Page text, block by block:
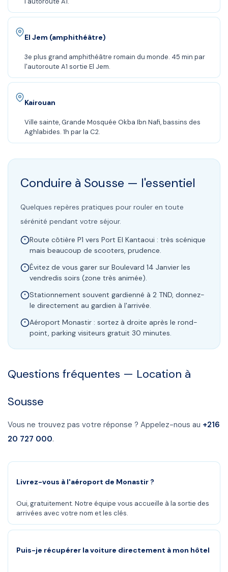
El Jem (amphithéâtre)
3e plus grand amphithéâtre romain du monde. 45 min par
l'autoroute A1 sortie El Jem.
Kairouan
Ville sainte, Grande Mosquée Okba Ibn Nafi, bassins des
Aghlabides. 1h par la C2.
Conduire à Sousse — l'essentiel
Quelques repères pratiques pour rouler en toute
sérénité pendant votre séjour.
Route côtière P1 vers Port El Kantaoui : très scénique
mais beaucoup de scooters, prudence.
Évitez de vous garer sur Boulevard 14 Janvier les
vendredis soirs (zone très animée).
Stationnement souvent gardienné à 2 TND, donnez-
le directement au gardien à l'arrivée.
Aéroport Monastir : sortez à droite après le rond-
point, parking visiteurs gratuit 30 minutes.
Questions fréquentes — Location à
Sousse
Vous ne trouvez pas votre réponse ? Appelez-nous au +216
20 727 000.
Livrez-vous à l'aéroport de Monastir ?
Oui, gratuitement. Notre équipe vous accueille à la sortie des
arrivées avec votre nom et les clés.
Puis-je récupérer la voiture directement à mon hôtel